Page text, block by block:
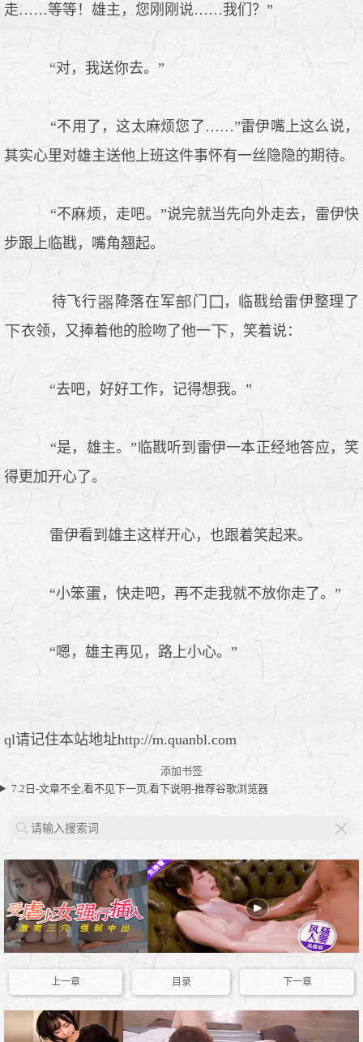
走……等等！雄主，您刚刚说……我们？”
“对，我送你去。”
“不用了，这太麻烦您了……”雷伊嘴上这么说，
其实心里对雄主送他上班这件事怀有一丝隐隐的期待。
“不麻烦，走吧。”说完就当先向外走去，雷伊快
步跟上临戡，嘴角翘起。
待飞行 降落在军 门
，临戡给雷伊整理了
衣领，又捧着他的脸吻了他一
，笑着说：
“去吧，好好工作，记得想我。”
“是，雄主。”临戡听到雷伊一本正经地答应，笑
得更加开心了。
雷伊看到雄主这样开心，也跟着笑起来。
“小笨 ，快走吧，再不走我就不放你走了。”
“嗯，雄主再见，路上小心。”
ql请记住本站地址http://m.quanbl.com
添加书签
7.2日-文章不全,看不见下一页,看下说明-推荐谷歌浏览器
上一章 目录 下一章